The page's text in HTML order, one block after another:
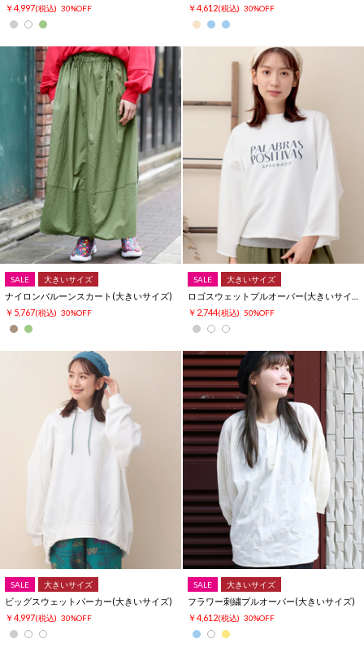
￥4,997(税込) 30%OFF
￥4,612(税込) 30%OFF
SALE 大きいサイズ
ナイロンバルーンスカート(大きいサイズ)
￥5,767(税込) 30%OFF
SALE 大きいサイズ
￥2,744(税込) 50%OFF
SALE 大きいサイズ
ビッグスウェットパーカー(大きいサイズ)
￥4,997(税込) 30%OFF
SALE 大きいサイズ
フラワー刺繍プルオーバー(大きいサイズ)
￥4,612(税込) 30%OFF